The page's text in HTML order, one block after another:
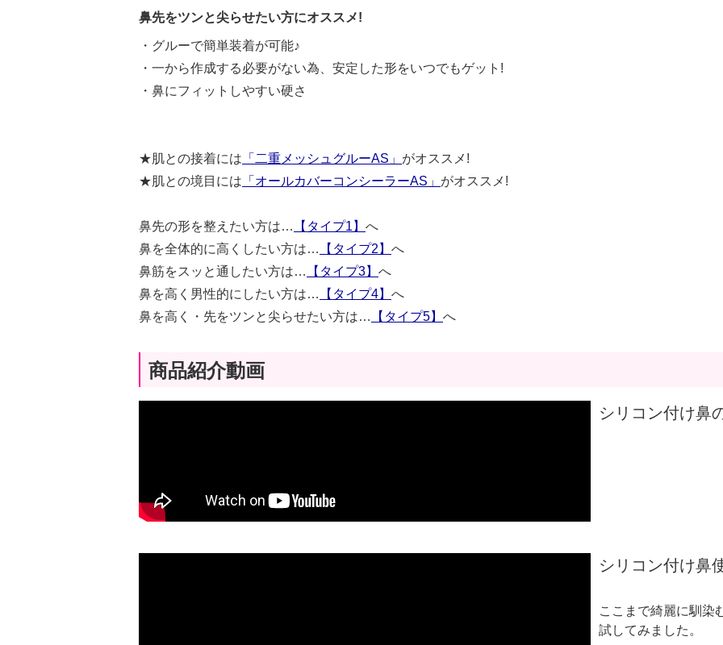
鼻先をツンと尖らせたい方にオススメ!
・グルーで簡単装着が可能♪
・一から作成する必要がない為、安定した形をいつでもゲット!
・鼻にフィットしやすい硬さ
★肌との接着には 「二重メッシュグルーAS」 がオススメ!
★肌との境目には 「オールカバーコンシーラーAS」 がオススメ!
鼻先の形を整えたい方は… 【タイプ1】 へ
鼻を全体的に高くしたい方は…
【タイプ2】 へ
鼻筋をスッと通したい方は…
【タイプ3】 へ
鼻を高く男性的にしたい方は…
【タイプ4】 へ
鼻を高く・先をツンと尖らせたい方は…
【タイプ5】 へ
商品紹介動画
シリコン付け鼻
シリコン付け鼻
ここまで綺麗に馴
試してみました。